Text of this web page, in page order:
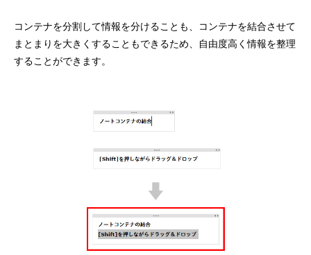
コンテナを分割して情報を分けることも、コンテナを結合させて
まとまりを大きくすることもできるため、自由度高く情報を整理
することができます。